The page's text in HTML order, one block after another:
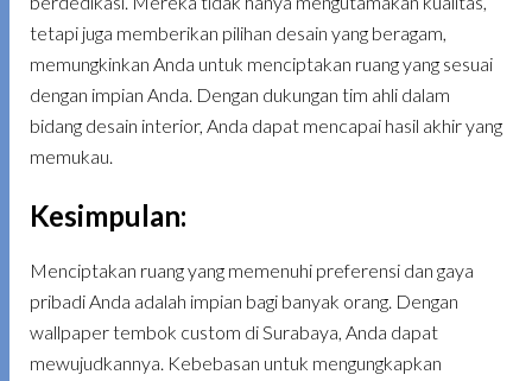
tetapi juga memberikan pilihan desain yang beragam,
memungkinkan Anda untuk menciptakan ruang yang sesuai
dengan impian Anda. Dengan dukungan tim ahli dalam
bidang desain interior, Anda dapat mencapai hasil akhir yang
memukau.
Kesimpulan:
Menciptakan ruang yang memenuhi preferensi dan gaya
pribadi Anda adalah impian bagi banyak orang. Dengan
wallpaper tembok custom di Surabaya, Anda dapat
mewujudkannya. Kebebasan untuk mengungkapkan